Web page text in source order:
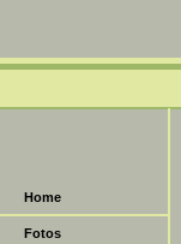
Home
Fotos